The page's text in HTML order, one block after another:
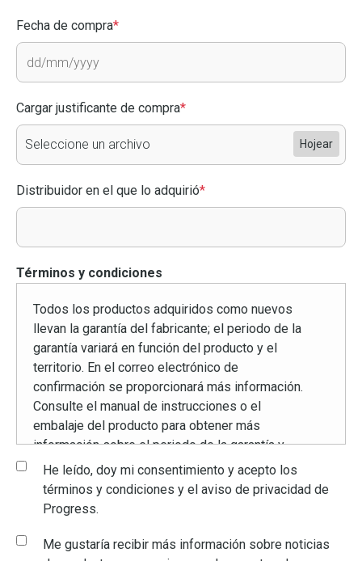
Fecha de compra*
Cargar justificante de compra*
Hojear
Seleccione un archivo
Distribuidor en el que lo adquirió*
Términos y condiciones
Todos los productos adquiridos como nuevos
llevan la garantía del fabricante; el periodo de la
garantía variará en función del producto y el
territorio. En el correo electrónico de
confirmación se proporcionará más información.
Consulte el manual de instrucciones o el
embalaje del producto para obtener más
información sobre el periodo de la garantía y
los datos de contacto. Esto solo es aplicable
cuando los productos se han utilizado según
las instrucciones para su uso doméstico
Cualquier uso incorrecto o desmantelamiento
He leído, doy mi consentimiento y acepto los
términos y condiciones y el aviso de privacidad de
Progress.
Me gustaría recibir más información sobre noticias